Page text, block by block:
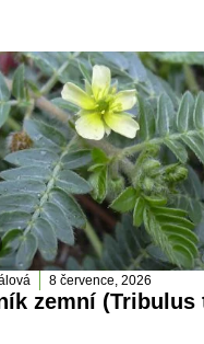
8 července, 2026
zemní (Tribulus